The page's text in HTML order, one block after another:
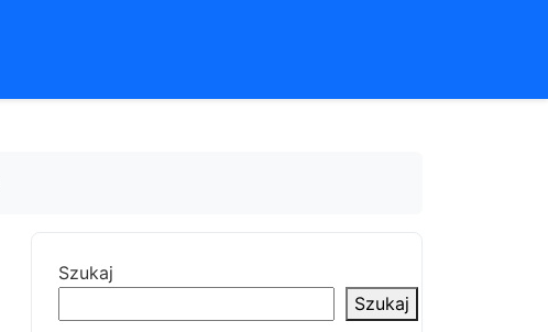
Szukaj
Szukaj